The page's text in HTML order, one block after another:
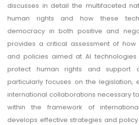
discusses in detail the multifaceted
human rights and how these
democracy in both positive and
provides a critical assessment of how
and policies aimed at AI
protect human rights and support
particularly focuses on the legislation,
international collaborations necessary
within the framework of
develops effective strategies and